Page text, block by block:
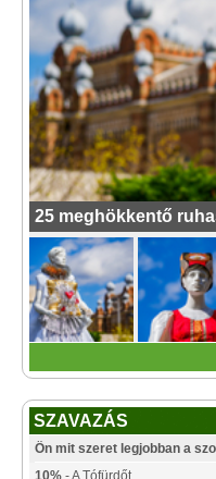
25 meghökkentő
SZAVAZÁS
Ön mit szeret legjobban a
10% - A Tófürdőt.